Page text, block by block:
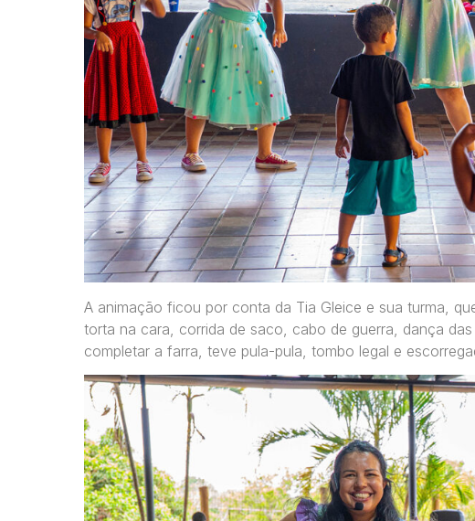
A animação ficou por conta da Tia Gleice e sua turma,
torta na cara, corrida de saco, cabo de guerra, dança
completar a farra, teve pula-pula, tombo legal e